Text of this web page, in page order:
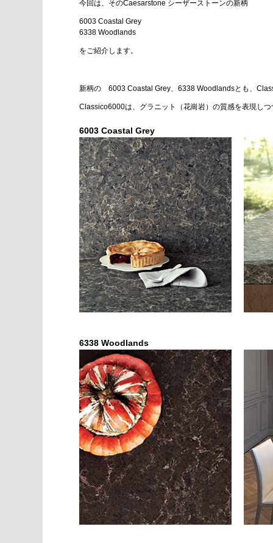
今回は、そのCaesarstone シーザーストーンの新柄
6003 Coastal Grey
6338 Woodlands
をご紹介します。
新柄の 6003 Coastal Grey、6338 Woodlandsとも、
Classico6000は、グラニット（花崗岩）の質感を表現し
6003 Coastal Grey
6338 Woodlands